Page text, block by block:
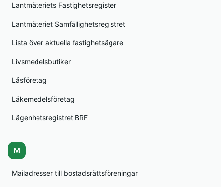
Lantmäteriets Fastighetsregister
Lantmäteriet Samfällighetsregistret
Lista över aktuella fastighetsägare
Livsmedelsbutiker
Låsföretag
Läkemedelsföretag
Lägenhetsregistret BRF
M
Mailadresser till bostadsrättsföreningar